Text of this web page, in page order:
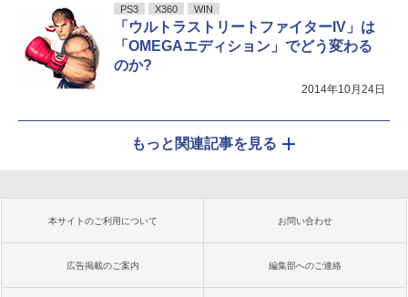
PS3 X360 WIN
「ウルトラストリートファイターIV」は
「OMEGAエディション」でどう変わる
のか?
2014年10月24日
もっと関連記事を見る
本サイトのご利用について お問い合わせ
広告掲載のご案内 編集部へのご連絡